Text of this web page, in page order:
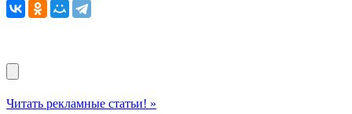
Читать рекламные статьи! »